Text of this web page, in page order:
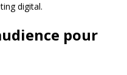
digital.
pour